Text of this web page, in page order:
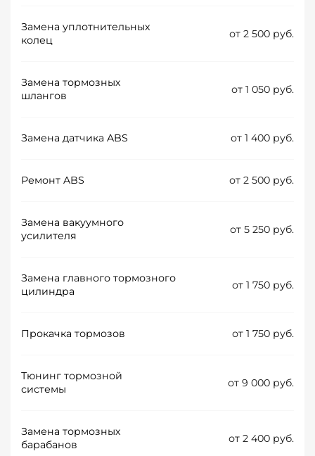
Замена уплотнительных
колец
от 2 500 руб.
Замена тормозных
шлангов
от 1 050 руб.
Замена датчика ABS от 1 400 руб.
Ремонт ABS от 2 500 руб.
Замена вакуумного
усилителя
от 5 250 руб.
Замена главного тормозного
цилиндра
от 1 750 руб.
Прокачка тормозов от 1 750 руб.
Тюнинг тормозной
системы
от 9 000 руб.
Замена тормозных
барабанов
от 2 400 руб.